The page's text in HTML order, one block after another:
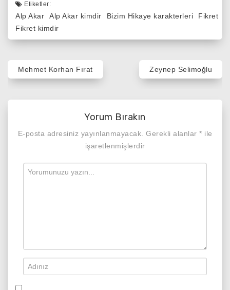
Etiketler:
Alp Akar Alp Akar kimdir Bizim Hikaye karakterleri
Fikret
Fikret kimdir
Yazı
gezinmesi
Mehmet Korhan Fırat Zeynep Selimoğlu
Yorum Bırakın
E-posta adresiniz yayınlanmayacak. Gerekli alanlar * ile
işaretlenmişlerdir